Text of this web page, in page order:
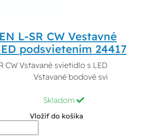
L-SR CW Vestavné
podsvietením 24417
CW Vstavané svietidlo s LED
Vstavané bodové svi
Skladom
Vložiť do košíka